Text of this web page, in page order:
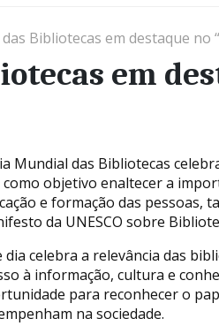
Bibliotecas em destaque no
em
Mundial das Bibliotecas
objetivo enaltecer a
e formação das pessoas,
da UNESCO sobre
dia celebra a relevância das
à informação, cultura e
para reconhecer o
na sociedade.